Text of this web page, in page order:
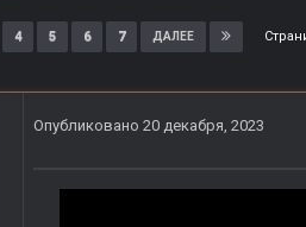
4 5 6 7 ДАЛЕЕ
Опубликовано 20 декабря, 2023